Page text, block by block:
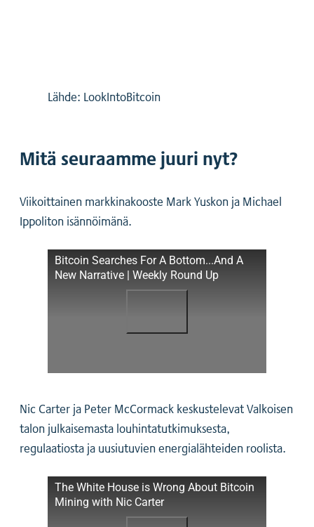
Lähde: LookIntoBitcoin
Mitä seuraamme juuri nyt?
Viikoittainen markkinakooste Mark Yuskon ja Michael
Ippoliton isännöimänä.
Bitcoin Searches For A Bottom...And A
New Narrative | Weekly Round Up
Nic Carter ja Peter McCormack keskustelevat Valkoisen
talon julkaisemasta louhintatutkimuksesta,
regulaatiosta ja uusiutuvien energialähteiden roolista.
The White House is Wrong About Bitcoin
Mining with Nic Carter